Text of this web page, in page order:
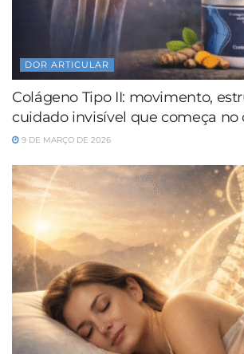
DOR ARTICULAR
Colágeno Tipo II: movimento,
cuidado invisível que começa no
9 DE MARÇO DE 2026